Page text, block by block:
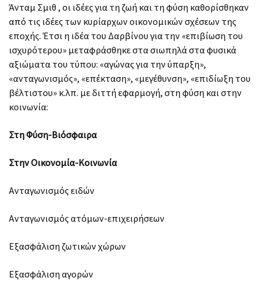
Άνταμ Σμιθ , οι ιδέες για τη ζωή και τη φύση καθορίσθηκαν
από τις ιδέες των κυρίαρχων οικονομικών σχέσεων της
εποχής. Έτσι η ιδέα του Δαρβίνου για την «επιβίωση του
ισχυρότερου» μεταφράσθηκε στα σιωπηλά στα φυσικά
αξιώματα του τύπου: «αγώνας για την ύπαρξη»,
«ανταγωνισμός», «επέκταση», «μεγέθυνση», «επιδίωξη του
βέλτιστου» κ.λπ. με διττή εφαρμογή, στη φύση και στην
κοινωνία:
Στη Φύση-Βιόσφαιρα
Στην Οικονομία-Κοινωνία
Ανταγωνισμός ειδών
Ανταγωνισμός ατόμων-επιχειρήσεων
Εξασφάλιση ζωτικών χώρων
Εξασφάλιση αγορών